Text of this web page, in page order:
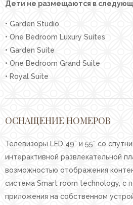
Дети не размещаются в
• Garden Studio
• One Bedroom Luxury Suites
• Garden Suite
• One Bedroom Grand Suite
• Royal Suite
ОСНАЩЕНИЕ НОМЕРОВ
Телевизоры LED 49” и 55” со
интерактивной развлекательной
возможностью отображения
система Smart room technology, с
приложения на собственном